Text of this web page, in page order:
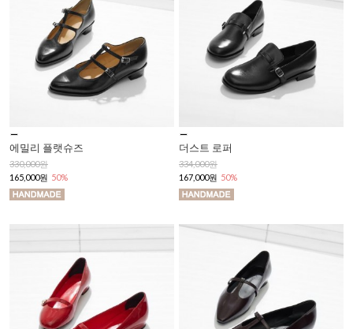
에밀리 플랫슈즈
330,000원
165,000원 50%
더스트 로퍼
334,000원
167,000원 50%